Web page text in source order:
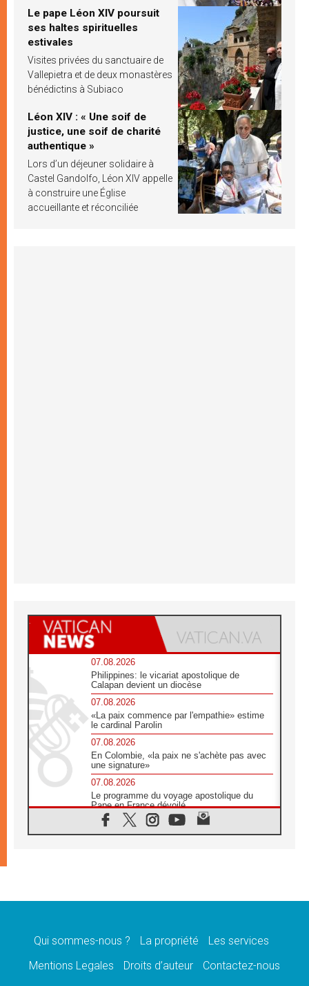
Le pape Léon XIV poursuit
ses haltes spirituelles
estivales
Visites privées du sanctuaire de
Vallepietra et de deux monastères
bénédictins à Subiaco
Léon XIV : « Une soif de
justice, une soif de charité
authentique »
Lors d’un déjeuner solidaire à
Castel Gandolfo, Léon XIV appelle
à construire une Église
accueillante et réconciliée
07.08.2026
Philippines: le vicariat apostolique de
Calapan devient un diocèse
07.08.2026
«La paix commence par l'empathie» estime
le cardinal Parolin
07.08.2026
En Colombie, «la paix ne s'achète pas avec
une signature»
07.08.2026
Le programme du voyage apostolique du
Pape en France dévoilé
07.08.2026
1ère Conférence continentale sur l'éducation
07.08.2026
07.08.2026
lancement des «dix jours de prière pour la
Qui sommes-nous ? La propriété
Les services
Mentions Legales
Droits d’auteur Contactez-nous